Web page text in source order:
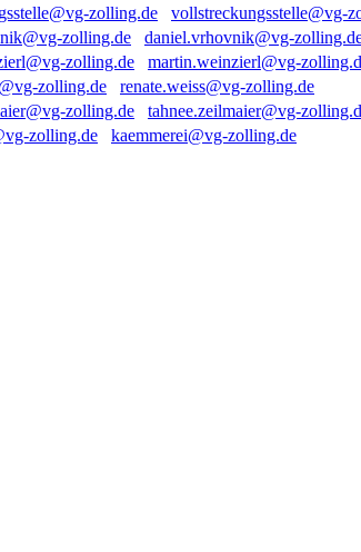
vollstreckungsstelle@vg-
daniel.vrhovnik@vg-
martin.weinzierl@vg-
renate.weiss@vg-zolling.de
tahnee.zeilmaier@vg-
kaemmerei@vg-zolling.de